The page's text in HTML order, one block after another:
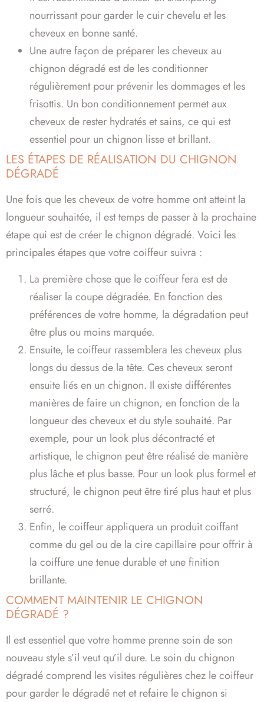
nourrissant pour garder le cuir chevelu et les
cheveux en bonne santé.
Une autre façon de préparer les cheveux au
chignon dégradé est de les conditionner
régulièrement pour prévenir les dommages et les
frisottis. Un bon conditionnement permet aux
cheveux de rester hydratés et sains, ce qui est
essentiel pour un chignon lisse et brillant.
LES ÉTAPES DE RÉALISATION DU CHIGNON
DÉGRADÉ
Une fois que les cheveux de votre homme ont atteint la
longueur souhaitée, il est temps de passer à la prochaine
étape qui est de créer le chignon dégradé. Voici les
principales étapes que votre coiffeur suivra :
La première chose que le coiffeur fera est de
réaliser la coupe dégradée. En fonction des
préférences de votre homme, la dégradation peut
être plus ou moins marquée.
Ensuite, le coiffeur rassemblera les cheveux plus
longs du dessus de la tête. Ces cheveux seront
ensuite liés en un chignon. Il existe différentes
manières de faire un chignon, en fonction de la
longueur des cheveux et du style souhaité. Par
exemple, pour un look plus décontracté et
artistique, le chignon peut être réalisé de manière
plus lâche et plus basse. Pour un look plus formel et
structuré, le chignon peut être tiré plus haut et plus
serré.
Enfin, le coiffeur appliquera un produit coiffant
comme du gel ou de la cire capillaire pour offrir à
la coiffure une tenue durable et une finition
brillante.
COMMENT MAINTENIR LE CHIGNON
DÉGRADÉ ?
Il est essentiel que votre homme prenne soin de son
nouveau style s’il veut qu’il dure. Le soin du chignon
dégradé comprend les visites régulières chez le coiffeur
pour garder le dégradé net et refaire le chignon si